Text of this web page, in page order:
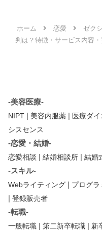
ホーム 恋愛
ゼク
判は？特徴・サービス内容
-美容医療-
NIPT | 美容内服薬 | 医療ダイ
シスセンス
-恋愛・結婚-
恋愛相談 | 結婚相談所 | 結婚
-スキル-
Webライティング | プログラ
| 登録販売者
-転職-
一般転職 | 第二新卒転職 | 新